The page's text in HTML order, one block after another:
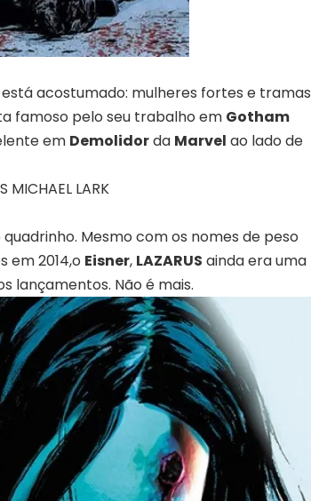
acostumado: mulheres fortes e tramas
famoso pelo seu trabalho em Gotham
em Demolidorda Marvel ao lado de
Mesmo com os nomes de peso
em 2014,o Eisner, LAZARUS ainda era uma
lançamentos. Não é mais.